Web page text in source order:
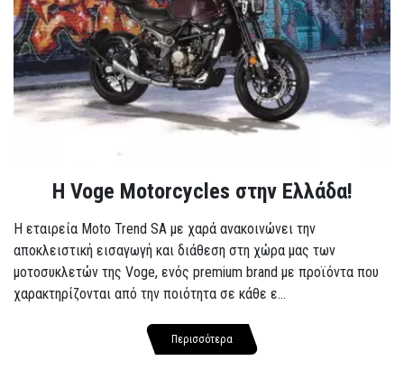
H Voge Motorcycles στην Ελλάδα!
Η εταιρεία Moto Trend SA με χαρά ανακοινώνει την
αποκλειστική εισαγωγή και διάθεση στη χώρα μας των
μοτοσυκλετών της Voge, ενός premium brand με προϊόντα που
χαρακτηρίζονται από την ποιότητα σε κάθε ε...
Περισσότερα